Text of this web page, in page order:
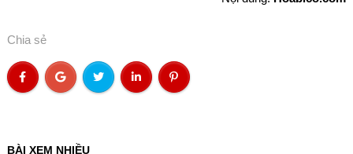
Chia sẻ
BÀI XEM NHIỀU